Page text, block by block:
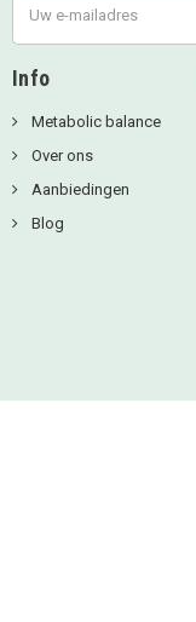
Info
Metabolic balance
Over ons
Aanbiedingen
Blog